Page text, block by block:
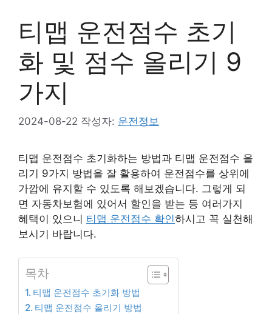
티맵 운전점수 초기
화 및 점수 올리기 9
가지
2024-08-22 작성자: 운전정보
티맵 운전점수 초기화하는 방법과 티맵 운전점수 올
리기 9가지 방법을 잘 활용하여 운전점수를 상위에
가깝에 유지할 수 있도록 해보겠습니다. 그렇게 되
면 자동차보험에 있어서 할인을 받는 등 여러가지
혜택이 있으니 티맵 운전점수 확인하시고 꼭 실천해
보시기 바랍니다.
목차
티맵 운전점수 초기화 방법
티맵 운전점수 올리기 방법